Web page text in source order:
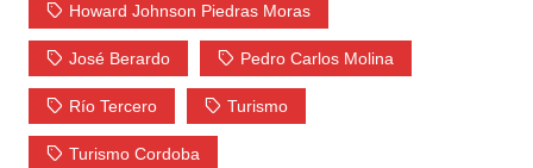
Howard Johnson Piedras Moras
José Berardo Pedro Carlos Molina
Río Tercero Turismo
Turismo Cordoba